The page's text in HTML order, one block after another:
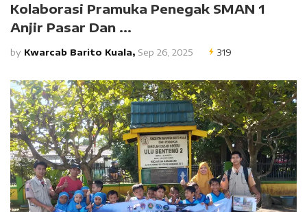
Kolaborasi Pramuka Penegak SMAN 1
Anjir Pasar Dan ...
by Kwarcab Barito Kuala, Sep 26, 2025 319